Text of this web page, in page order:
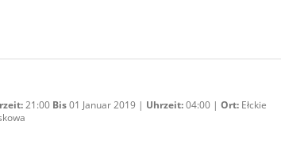
21:00 Bis01 Januar 2019 | Uhrzeit:04:00 | Ort:Ełckie